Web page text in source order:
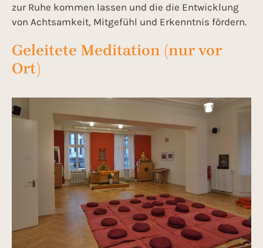
zur Ruhe kommen lassen und die die Entwicklung
von Achtsamkeit, Mitgefühl und Erkenntnis fördern.
Geleitete Meditation (nur vor
Ort)